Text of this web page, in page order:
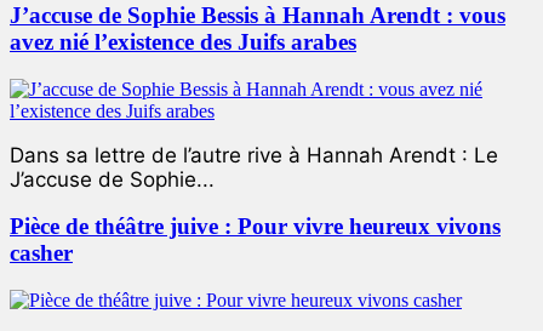
J’accuse de Sophie Bessis à Hannah Arendt : vous
avez nié l’existence des Juifs arabes
Dans sa lettre de l’autre rive à Hannah Arendt : Le
J’accuse de Sophie...
Pièce de théâtre juive : Pour vivre heureux vivons
casher